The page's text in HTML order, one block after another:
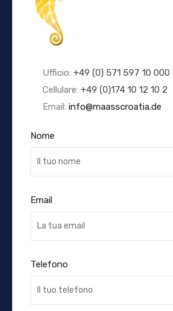
Ufficio: +49 (0) 571 597 10 000
Cellulare: +49 (0)174 10 12 10 2
Email: info@maasscroatia.de
Nome
Email
Telefono